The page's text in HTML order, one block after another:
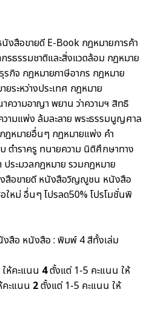
งสือขายดี E-Book กฎหมายการค้า
รธรรมชาติและสิ่งแวดล้อม กฎหมาย
รกิจ กฎหมายภาษีอากร กฎหมาย
ยระหว่างประเทศ กฎหมาย
ความอาญา พยาน ว่าความฯ สิทธิ
ามแพ่ง ล้มละลาย พระธรรมนูญศาล
กฎหมายอื่นๆ กฎหมายแพ่ง คำ
ตำราครู ทนายความ นิติศึกษาทาง
ประมวลกฎหมาย รวมกฎหมาย
สือขายดี หนังสือวิญญูชน หนังสือ
ใหม่อื่นๆโปรลด50%โปรโมชั่นพิ
งสือ หนังสือ : พิมพ์ 4 สีทั้งเล่ม
ให้คะแนน 4ตั้งแต่ 1-5 คะแนน ให้
คะแนน 2ตั้งแต่ 1-5 คะแนน ให้